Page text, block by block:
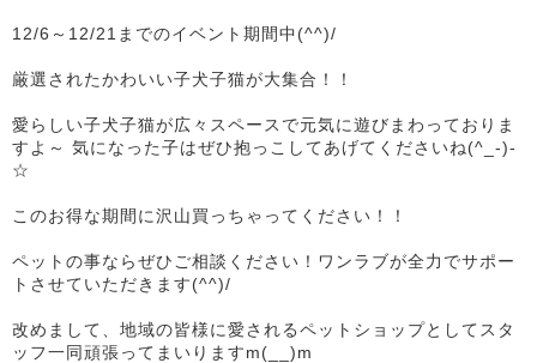
12/6～12/21までのイベント期間中(^^)/
厳選されたかわいい子犬子猫が大集合！！
愛らしい子犬子猫が広々スペースで元気に遊びまわっておりま
すよ～ 気になった子はぜひ抱っこしてあげてくださいね(^_-)-
☆
このお得な期間に沢山買っちゃってください！！
ペットの事ならぜひご相談ください！ワンラブが全力でサポー
トさせていただきます(^^)/
改めまして、地域の皆様に愛されるペットショップとしてスタ
ッフ一同頑張ってまいりますm(__)m